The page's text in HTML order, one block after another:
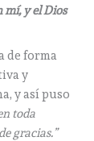
mí, y el Dios
de forma
y
y así puso
toda
gracias.”